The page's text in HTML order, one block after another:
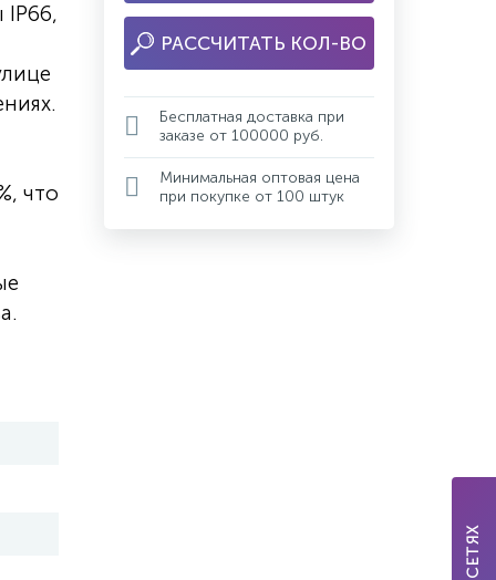
IP66,
что
РАССЧИТАТЬ КОЛ-ВО
Бесплатная доставка при
заказе от 100000 руб.
Минимальная оптовая цена
при покупке от 100 штук